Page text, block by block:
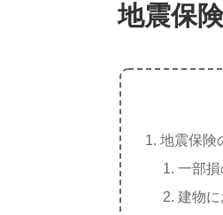
地震保
地震保険
一部
建物